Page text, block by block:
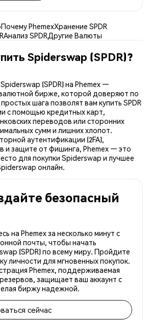
Почему PhemexХранение SPDR
Анализ SPDRДругие Валюты
Spiderswap (SPDR)?
(SPDR) на Phemex —
бирже, которой доверяют по
шага позволят вам купить SPDR
с помощью кредитных карт,
переводов или сторонних
сумм и лишних хлопот.
аутентификации (2FA),
и защите от фишинга, Phemex — это
для покупки Spiderswap и лучшее
онлайн.
безопасный
на Phemex за несколько минут с
почты, чтобы начать
(SPDR) по всему миру. Пройдите
личности для мгновенных покупок.
Phemex, поддерживаемая
защищает ваш аккаунт с
биржу надежной.
сейчас